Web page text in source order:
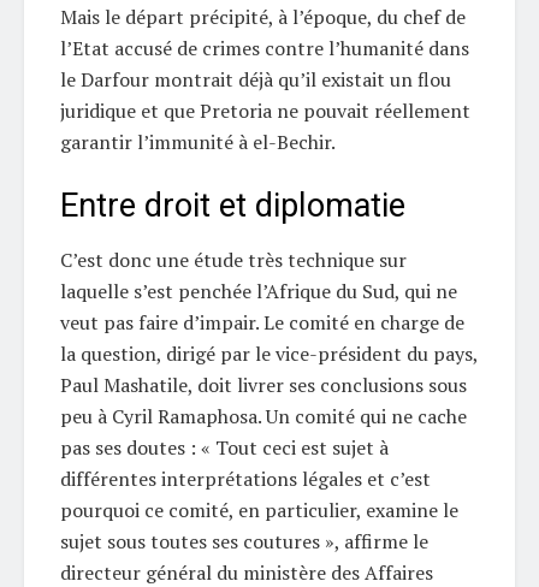
Mais le départ précipité, à l’époque, du chef de
l’Etat accusé de crimes contre l’humanité dans
le Darfour montrait déjà qu’il existait un flou
juridique et que Pretoria ne pouvait réellement
garantir l’immunité à el-Bechir.
Entre droit et diplomatie
C’est donc une étude très technique sur
laquelle s’est penchée l’Afrique du Sud, qui ne
veut pas faire d’impair. Le comité en charge de
la question, dirigé par le vice-président du pays,
Paul Mashatile, doit livrer ses conclusions sous
peu à Cyril Ramaphosa. Un comité qui ne cache
pas ses doutes : « Tout ceci est sujet à
différentes interprétations légales et c’est
pourquoi ce comité, en particulier, examine le
sujet sous toutes ses coutures », affirme le
directeur général du ministère des Affaires